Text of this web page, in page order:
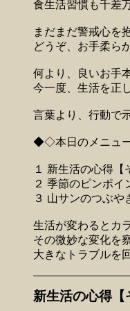
食生活習慣も千差
まだまだ警戒心を
どうぞ、お手柔ら
何より、良いお手
今一度、生活を正
言葉より、行動で
◆◇本日のメニュ
１ 新生活の心得【
２ 季節のピンポイ
３ 山サンのつぶや
生活が変わるとカ
その微妙な変化を
大きなトラブルを
新生活の心得【